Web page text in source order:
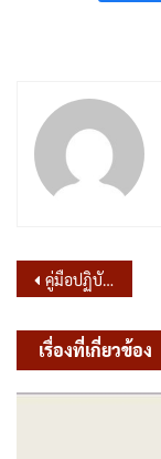
แนะแนว
เรื่อง
คู่มือปฏิบัติงานกองช่าง
เรื่องที่เกี่ยวข้อง